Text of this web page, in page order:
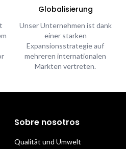
Globalisierung
Unser Unternehmen ist dank
einer starken
Expansionsstrategie auf
mehreren internationalen
Märkten vertreten.
Sobre nosotros
Qualität und Umwelt